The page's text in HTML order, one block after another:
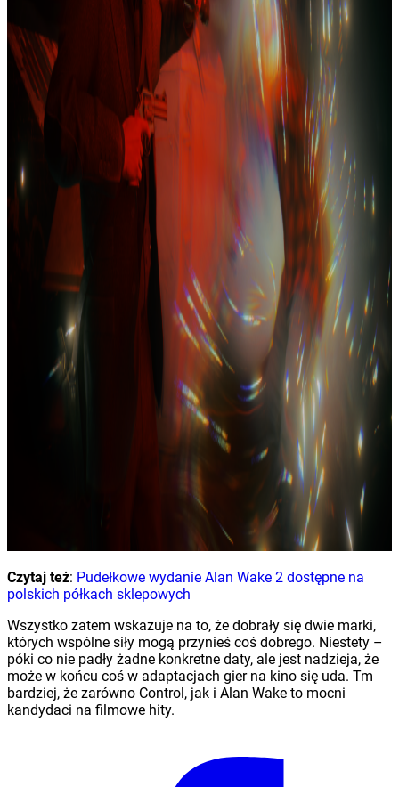
Czytaj też: Pudełkowe wydanie Alan Wake 2 dostępne na
polskich półkach sklepowych
Wszystko zatem wskazuje na to, że dobrały się dwie marki,
których wspólne siły mogą przynieś coś dobrego. Niestety –
póki co nie padły żadne konkretne daty, ale jest nadzieja, że
może w końcu coś w adaptacjach gier na kino się uda. Tm
bardziej, że zarówno Control, jak i Alan Wake to mocni
kandydaci na filmowe hity.